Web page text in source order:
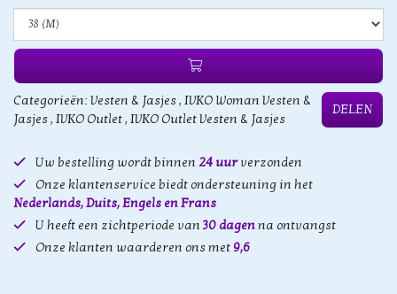
Categorieën: Vesten & Jasjes, IVKO Woman Vesten &
Jasjes, IVKO Outlet, IVKO Outlet Vesten & Jasjes
DELEN
Uw bestelling wordt binnen 24 uurverzonden
Onze klantenservice biedt ondersteuning in het
Nederlands, Duits, Engels en Frans
U heeft een zichtperiode van30 dagenna ontvangst
Onze klanten waarderen ons met 9,6